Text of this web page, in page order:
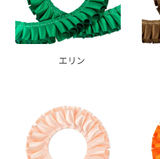
エリン